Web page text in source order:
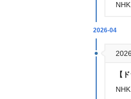
2026-04
【